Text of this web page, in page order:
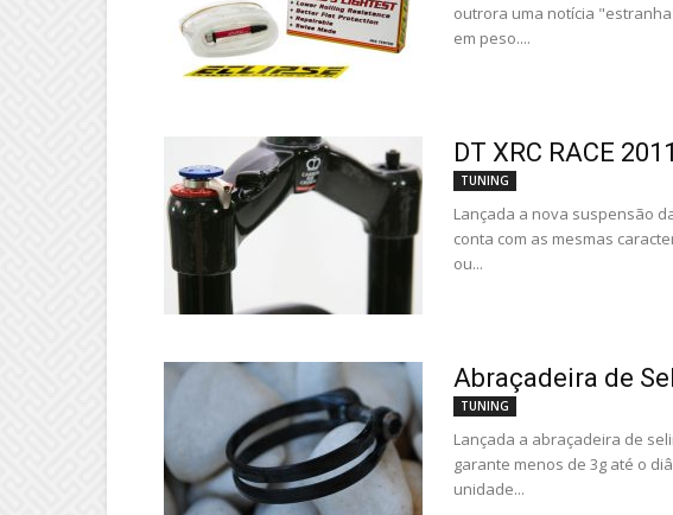
outrora uma notícia
em peso....
DT XRC RACE
TUNING
Lançada a nova suspensão da
conta com as mesmas
ou...
Abraçadeira de
TUNING
Lançada a abraçadeira de
garante menos de 3g até o
unidade...